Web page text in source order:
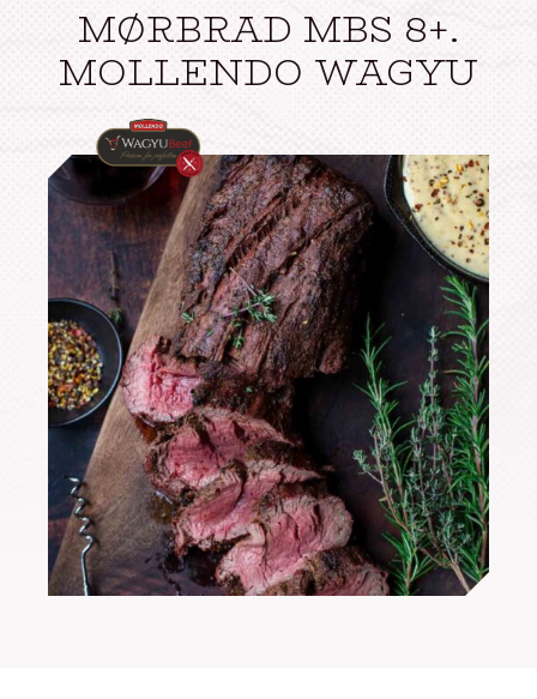
MØRBRAD MBS 8+.
MOLLENDO WAGYU